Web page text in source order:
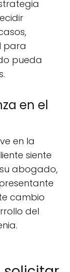
para
pueda
en el
en la
siente
abogado,
cambio
del